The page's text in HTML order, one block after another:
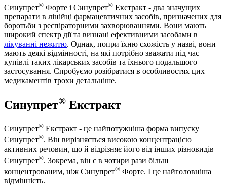
Синупрет® Форте і Синупрет® Екстракт - два значущих
препарати в лінійці фармацевтичних засобів, призначених для
боротьби з респіраторними захворюваннями. Вони мають
широкий спектр дії та визнані ефективними засобами в
лікуванні нежитю. Однак, попри їхню схожість у назві, вони
мають деякі відмінності, на які потрібно зважати під час
купівлі таких лікарських засобів та їхнього подальшого
застосування. Спробуємо розібратися в особливостях цих
медикаментів трохи детальніше.
Синупрет® Екстракт
Синупрет® Екстракт - це найпотужніша форма випуску
Синупрет®. Він вирізняється високою концентрацією
активних речовин, що й відрізняє його від інших різновидів
Синупрет®. Зокрема, він є в чотири рази більш
концентрованим, ніж Синупрет® Форте. І це найголовніша
відмінність.